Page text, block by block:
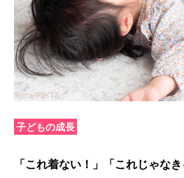
子どもの成長
「これ着ない！」「これじゃ